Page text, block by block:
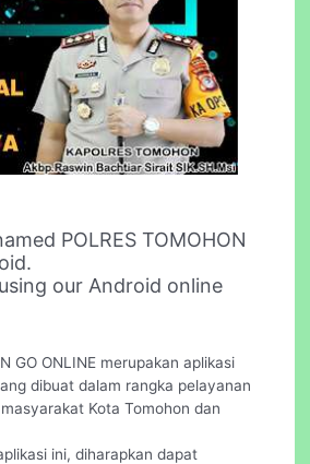
POLRES TOMOHON
our Android online
GO ONLINE merupakan aplikasi
dibuat dalam rangka pelayanan
Kota Tomohon dan
ini, diharapkan dapat